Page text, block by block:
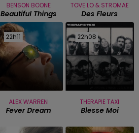
BENSON BOONE
Beautiful Things
TOVE LO & STROMAE
Des Fleurs
22h11
22h11
ALEX WARREN
Fever Dream
22h08
22h08
THERAPIE TAXI
Blesse Moi